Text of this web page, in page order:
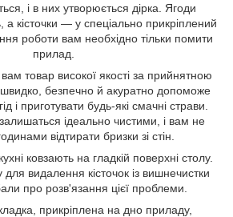
і в них утворюється дірка. Ягоди
а кісточки — у спеціально прикріплений
роботи вам необхідно тільки помити
прилад.
товар високої якості за прийнятною
безпечно й акуратно допоможе
і приготувати будь-які смачні страви.
ідеально чистими, і вам не
відтирати бризки зі стін.
ковзають на гладкій поверхні столу.
видалення кісточок із вишнечистки
про розв'язання цієї проблеми.
прикріплена на дно приладу,